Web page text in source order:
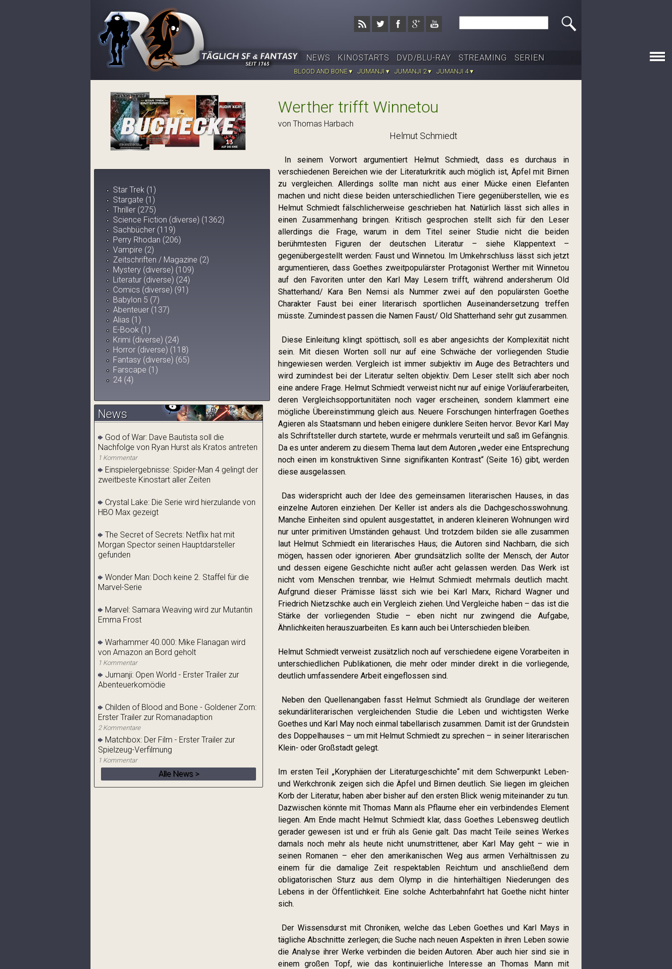
NEWS KINOSTARTS DVD/BLU-RAY STREAMING SERIEN
BLOOD AND BONE ▾ JUMANJI ▾ JUMANJI 2 ▾ JUMANJI 4 ▾
Werther trifft Winnetou
von Thomas Harbach
Helmut Schmiedt
In seinem Vorwort argumentiert Helmut Schmiedt, dass es durchaus in
verschiedenen Bereichen wie der Literaturkritik auch möglich ist, Äpfel mit Birnen
zu vergleichen. Allerdings sollte man nicht aus einer Mücke einen Elefanten
machen und nicht diese beiden unterschiedlichen Tiere gegenüberstellen, wie es
Helmut Schmiedt fälschlicherweise geschrieben hat. Natürlich lässt sich alles in
einen Zusammenhang bringen. Kritisch gesprochen stellt sich für den Leser
allerdings die Frage, warum in dem Titel seiner Studie nicht die beiden
berühmtesten Figuren der deutschen Literatur – siehe Klappentext –
gegenübergestellt werden: Faust und Winnetou. Im Umkehrschluss lässt sich jetzt
argumentieren, dass Goethes zweitpopulärster Protagonist Werther mit Winnetou
auf den Favoriten unter den Karl May Lesern trifft, während andersherum Old
Shatterhand/ Kara Ben Nemsi als Nummer zwei auf den populärsten Goethe
Charakter Faust bei einer literarisch sportlichen Auseinandersetzung treffen
müsste. Zumindest passen die Namen Faust/ Old Shatterhand sehr gut zusammen.
Diese Einleitung klingt spöttisch, soll es aber angesichts der Komplexität nicht
sein. Mit diesen Worten soll nur auf eine Schwäche der vorliegenden Studie
hingewiesen werden. Vergleich ist immer subjektiv im Auge des Betrachters und
wird zumindest bei der Literatur selten objektiv. Dem Leser stellt sich aber noch
eine andere Frage. Helmut Schmiedt verweist nicht nur auf einige Vorläuferarbeiten,
deren Vergleichsopportunitäten noch vager erscheinen, sondern klammert eine
mögliche Übereinstimmung gleich aus. Neuere Forschungen hinterfragen Goethes
Agieren als Staatsmann und heben einigere dunklere Seiten hervor. Bevor Karl May
als Schriftsteller durch startete, wurde er mehrmals verurteilt und saß im Gefängnis.
Da es unter anderem zu diesem Thema laut dem Autoren „weder eine Entsprechung
noch einen im konstruktiven Sinne signifikanten Kontrast“ (Seite 16) gibt, werden
diese ausgelassen.
Das widerspricht auch der Idee des gemeinsamen literarischen Hauses, in das
einzelne Autoren einziehen. Der Keller ist anders als die Dachgeschosswohnung.
Manche Einheiten sind opulent ausgestattet, in anderen kleineren Wohnungen wird
nur unter primitiven Umständen gehaust. Und trotzdem bilden sie alle zusammen
laut Helmut Schmiedt ein literarisches Haus; die Autoren sind Nachbarn, die sich
mögen, hassen oder ignorieren. Aber grundsätzlich sollte der Mensch, der Autor
und dessen eigene Geschichte nicht außer acht gelassen werden. Das Werk ist
nicht vom Menschen trennbar, wie Helmut Schmiedt mehrmals deutlich macht.
Aufgrund dieser Prämisse lässt sich wie bei Karl Marx, Richard Wagner und
Friedrich Nietzschke auch ein Vergleich ziehen. Und Vergleiche haben – das ist die
Stärke der vorliegenden Studie – eben nicht nur zwingend die Aufgabe,
Ähnlichkeiten herauszuarbeiten. Es kann auch bei Unterschieden bleiben.
Helmut Schmiedt verweist zusätzlich noch auf verschiedene eigene Vorarbeiten in
unterschiedlichen Publikationen, die mehr oder minder direkt in die vorliegende,
deutlich umfassendere Arbeit eingeflossen sind.
Neben den Quellenangaben fasst Helmut Schmiedt als Grundlage der weiteren
sekundärliterarischen vergleichenden Studie die Leben und wichtigsten Werke
Goethes und Karl May noch einmal tabellarisch zusammen. Damit ist der Grundstein
des Doppelhauses – um mit Helmut Schmiedt zu sprechen – in seiner literarischen
Klein- oder Großstadt gelegt.
Im ersten Teil „Koryphäen der Literaturgeschichte“ mit dem Schwerpunkt Leben-
und Werkchronik zeigen sich die Äpfel und Birnen deutlich. Sie liegen im gleichen
Korb der Literatur, haben aber bisher auf den ersten Blick wenig miteinander zu tun.
Dazwischen könnte mit Thomas Mann als Pflaume eher ein verbindendes Element
liegen. Am Ende macht Helmut Schmiedt klar, dass Goethes Lebensweg deutlich
gerader gewesen ist und er früh als Genie galt. Das macht Teile seines Werkes
damals noch mehr als heute nicht unumstrittener, aber Karl May geht – wie in
seinen Romanen – eher den amerikanischen Weg aus armen Verhältnissen zu
einem für die damalige Zeit respektablen Reichtum und anschließend dem
obligatorischen Sturz aus dem Olymp in die hinterhältigen Niederungen des
Lebens in der Öffentlichkeit. Eine solche Achterbahnfahrt hat Goethe nicht hinter
sich.
Der Wissensdurst mit Chroniken, welche das Leben Goethes und Karl Mays in
tägliche Abschnitte zerlegen; die Suche nach neuen Aspekten in ihren Leben sowie
die Analyse ihrer Werke verbinden die beiden Autoren. Aber auch hier sind sie in
einem großen Topf, wie das kontinuierliche Interesse an Thomas Mann mit
Star Trek (1)
Stargate (1)
Thriller (275)
Science Fiction (diverse) (1362)
Sachbücher (119)
Perry Rhodan (206)
Vampire (2)
Zeitschriften / Magazine (2)
Mystery (diverse) (109)
Literatur (diverse) (24)
Comics (diverse) (91)
Babylon 5 (7)
Abenteuer (137)
Alias (1)
E-Book (1)
Krimi (diverse) (24)
Horror (diverse) (118)
Fantasy (diverse) (65)
Farscape (1)
24 (4)
News
God of War: Dave Bautista soll die
Nachfolge von Ryan Hurst als Kratos antreten
1 Kommentar
Einspielergebnisse: Spider-Man 4 gelingt der
zweitbeste Kinostart aller Zeiten
Crystal Lake: Die Serie wird hierzulande von
HBO Max gezeigt
The Secret of Secrets: Netflix hat mit
Morgan Spector seinen Hauptdarsteller
gefunden
Wonder Man: Doch keine 2. Staffel für die
Marvel-Serie
Marvel: Samara Weaving wird zur Mutantin
Emma Frost
Warhammer 40.000: Mike Flanagan wird
von Amazon an Bord geholt
1 Kommentar
Jumanji: Open World - Erster Trailer zur
Abenteuerkomödie
Childen of Blood and Bone - Goldener Zorn:
Erster Trailer zur Romanadaption
2 Kommentare
Matchbox: Der Film - Erster Trailer zur
Spielzeug-Verfilmung
1 Kommentar
Alle News >